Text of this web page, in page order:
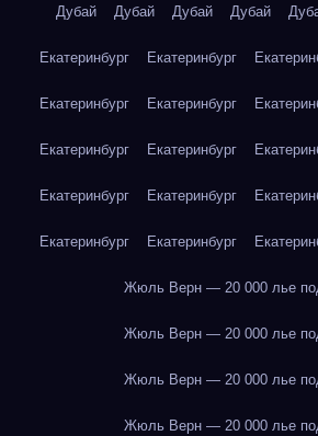
Дубай Дубай Дубай Дубай
Екатеринбург Екатеринбург
Екатеринбург Екатеринбург
Екатеринбург Екатеринбург
Екатеринбург Екатеринбург
Екатеринбург Екатеринбург
Жюль Верн — 20 000 лье
Жюль Верн — 20 000 лье
Жюль Верн — 20 000 лье
Жюль Верн — 20 000 лье